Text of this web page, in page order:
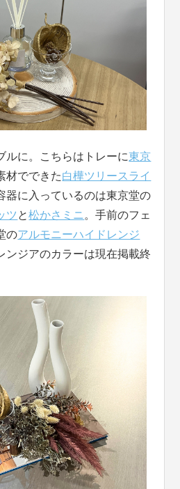
ルに。こちらはトレーに東京
材でできた白樺ツリースライ
器に入っているのは東京堂の
ツ と松かさミニ 。手前のフェ
のアルモニーハイドレンジ
ジアのカラーは現在掲載終